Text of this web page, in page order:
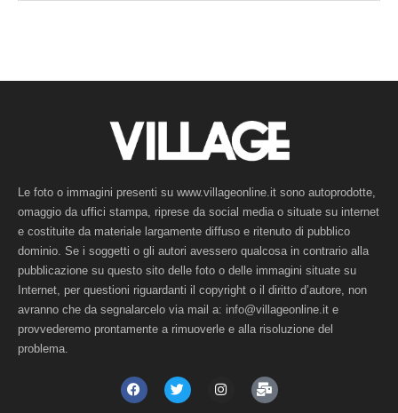
Le foto o immagini presenti su www.villageonline.it sono autoprodotte,
omaggio da uffici stampa, riprese da social media o situate su internet
e costituite da materiale largamente diffuso e ritenuto di pubblico
dominio. Se i soggetti o gli autori avessero qualcosa in contrario alla
pubblicazione su questo sito delle foto o delle immagini situate su
Internet, per questioni riguardanti il copyright o il diritto d’autore, non
avranno che da segnalarcelo via mail a: info@villageonline.it e
provvederemo prontamente a rimuoverle e alla risoluzione del
problema.